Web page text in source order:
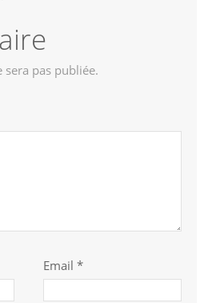
sera pas publiée.
Email *